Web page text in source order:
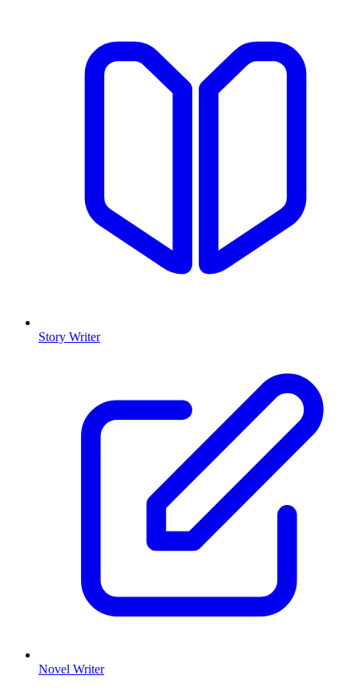
Story Writer
Novel Writer